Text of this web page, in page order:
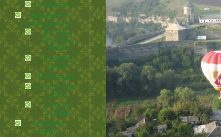
Стоматология
Здоровье —
залог красоты
Волосы,
ресницы,
брови
Питание и
диеты
Ручки наши
Уход за кожей
лица
Уход за
ногами
Лечебные
грибы